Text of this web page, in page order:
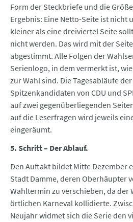
Form der Steckbriefe und die
Ergebnis: Eine Netto-Seite ist nicht
kleiner als eine dreiviertel Seite
nicht werden. Das wird mit der
abgestimmt. Alle Folgen der
Serienlogo, in dem vermerkt ist,
zur Wahl sind. Die Tagesabläufe
Spitzenkandidaten von CDU und
auf zwei gegenüberliegenden
auf die Leserfragen wird jeweils
eingeräumt.
5. Schritt – Der Ablauf.
Den Auftakt bildet Mitte Dezember
Stadt Damme, deren Oberhäupter
Wahltermin zu verschieben, da der
örtlichen Karneval kollidierte.
Neujahr widmet sich die Serie den